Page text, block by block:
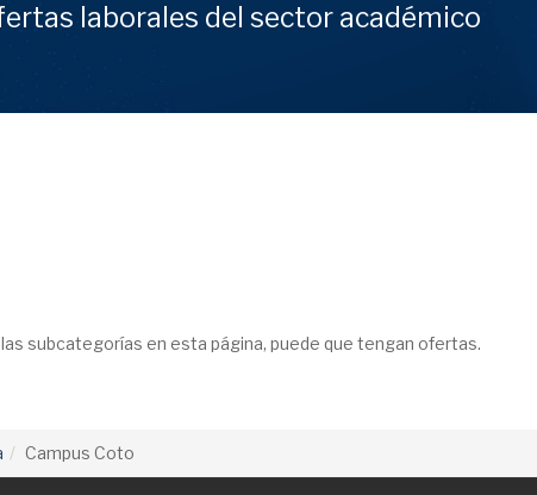
laborales del sector académico
subcategorías en esta página, puede que tengan ofertas.
Campus Coto